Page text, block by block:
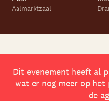
Skip
Aalmarktzaal
Dit evenement heeft al
wat er nog meer op het
de